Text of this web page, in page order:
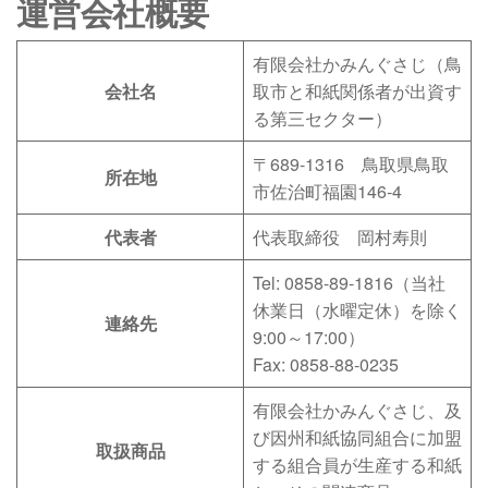
運営会社概要
会社名
有限会社かみんぐさじ（鳥
取市と和紙関係者が出資す
る第三セクター）
所在地
〒689-1316 鳥取県鳥取
市佐治町福園146-4
代表者
代表取締役 岡村寿則
連絡先
Tel: 0858-89-1816（当社
休業日（水曜定休）を除く
9:00～17:00）
Fax: 0858-88-0235
取扱商品
有限会社かみんぐさじ、及
び因州和紙協同組合に加盟
する組合員が生産する和紙